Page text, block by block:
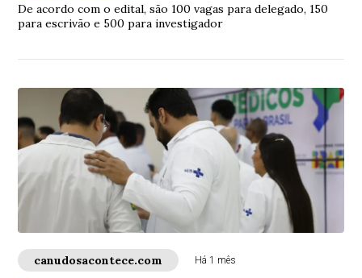
De acordo com o edital, são 100 vagas para delegado, 150
para escrivão e 500 para investigador
canudosacontece.com Há 1 mês